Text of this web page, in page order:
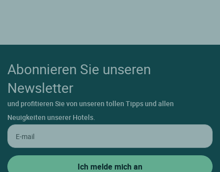
Abonnieren Sie unseren
Newsletter
und profitieren Sie von unseren tollen Tipps und allen
Neuigkeiten unserer Hotels.